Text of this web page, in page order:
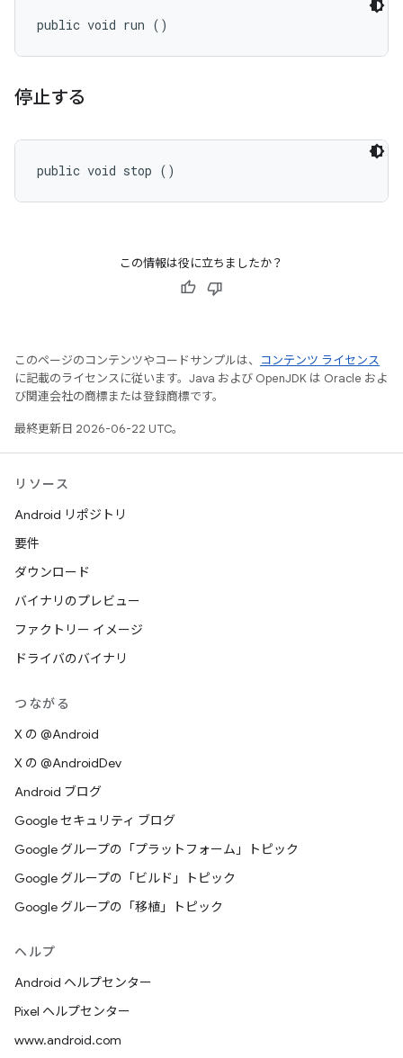
public void run ()
停止する
public void stop ()
この情報は役に立ちましたか？
このページのコンテンツやコードサンプルは、
コンテンツ ライセンス
に記載のライセンスに従います。Java および OpenJDK は Oracle およ
び関連会社の商標または登録商標です。
最終更新日 2026-06-22 UTC。
リソース
Android リポジトリ
要件
ダウンロード
バイナリのプレビュー
ファクトリー イメージ
ドライバのバイナリ
つながる
X の @Android
X の @AndroidDev
Android ブログ
Google セキュリティ ブログ
Google グループの「プラットフォーム」トピック
Google グループの「ビルド」トピック
Google グループの「移植」トピック
ヘルプ
Android ヘルプセンター
Pixel ヘルプセンター
www.android.com